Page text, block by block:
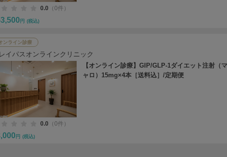
0.0 （0件）
円 (税込)
ンライン診療
イパスオンラインクリニック
【オンライン診療】GIP/GLP-1ダイエット注射（
ャロ）15mg×4本［送料込］/定期便
0.0 （0件）
円 (税込)